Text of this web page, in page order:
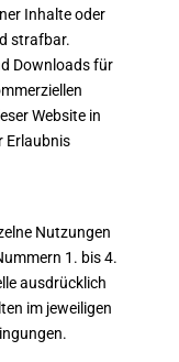
Inhalte oder
strafbar.
Downloads für
Website in
Erlaubnis
Nutzungen
1. bis 4.
ausdrücklich
im jeweiligen